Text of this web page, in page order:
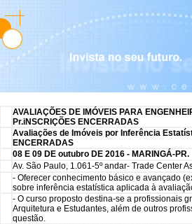
AVALIAÇÕES DE IMÓVEIS PARA
Pr.iNSCRIÇÕES ENCERRADAS
Avaliações de Imóveis por Inferência
ENCERRADAS
08 E 09 DE outubro DE 2016 - MARINGÁ-PR.
Av. São Paulo, 1.061-5º andar- Trade Center
- Oferecer conhecimento básico e avançado
sobre inferência estatística aplicada à
- O curso proposto destina-se a profissionais
Arquitetura e Estudantes, além de outros
questão.